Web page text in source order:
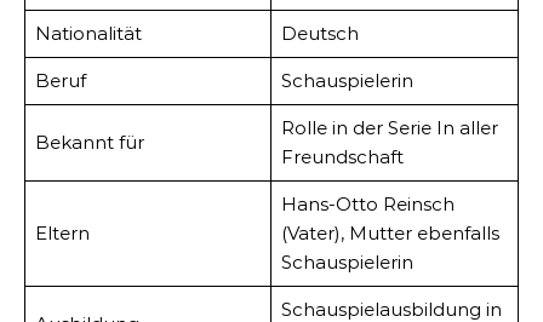
Nationalität Deutsch
Beruf Schauspielerin
Bekannt für
Rolle in der Serie In aller
Freundschaft
Eltern
Hans-Otto Reinsch
(Vater), Mutter ebenfalls
Schauspielerin
Schauspielausbildung in